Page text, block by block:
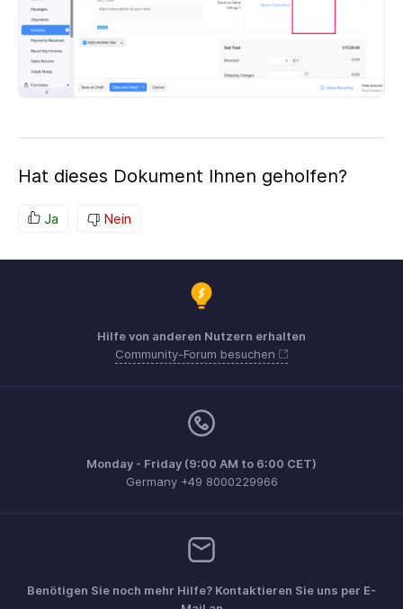
Hat dieses Dokument Ihnen geholfen?
Ja Nein
Hilfe von anderen Nutzern erhalten
Community-Forum besuchen
Monday - Friday (9:00 AM to 6:00 CET)
Germany +49 8000229966
Benötigen Sie noch mehr Hilfe? Kontaktieren Sie uns per E-